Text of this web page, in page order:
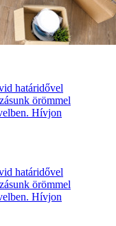
határidővel
örömmel
Hívjon
határidővel
örömmel
Hívjon